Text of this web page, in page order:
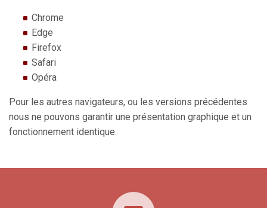
Chrome
Edge
Firefox
Safari
Opéra
Pour les autres navigateurs, ou les versions précédentes
nous ne pouvons garantir une présentation graphique et un
fonctionnement identique.